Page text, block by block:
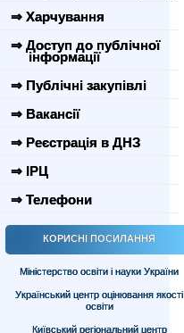
⇒ Харчування
⇒ Доступ до публічної
інформації
⇒ Публічні закупівлі
⇒ Вакансії
⇒ Реєстрація в ДНЗ
⇒ ІРЦ
⇒ Телефони
КОРИСНІ ПОСИЛАННЯ
Міністерство освіти і науки України
Український центр оцінювання якості
освіти
Київський регіональний центр